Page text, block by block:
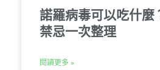
諾羅病毒可以吃什麼
禁忌一次整理
閱讀更多 »